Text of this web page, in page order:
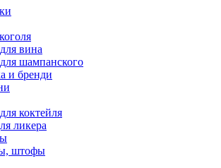
вина
шампанского
и бренди
коктейля
ликера
штофы